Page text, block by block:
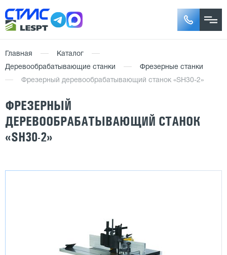
Главная
Каталог
Деревообрабатывающие станки
Фрезерные станки
Фрезерный деревообрабатывающий станок «SH30-2»
ФРЕЗЕРНЫЙ
ДЕРЕВООБРАБАТЫВАЮЩИЙ СТАНОК
«SH30-2»